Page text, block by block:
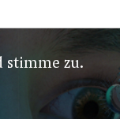
stimme zu.